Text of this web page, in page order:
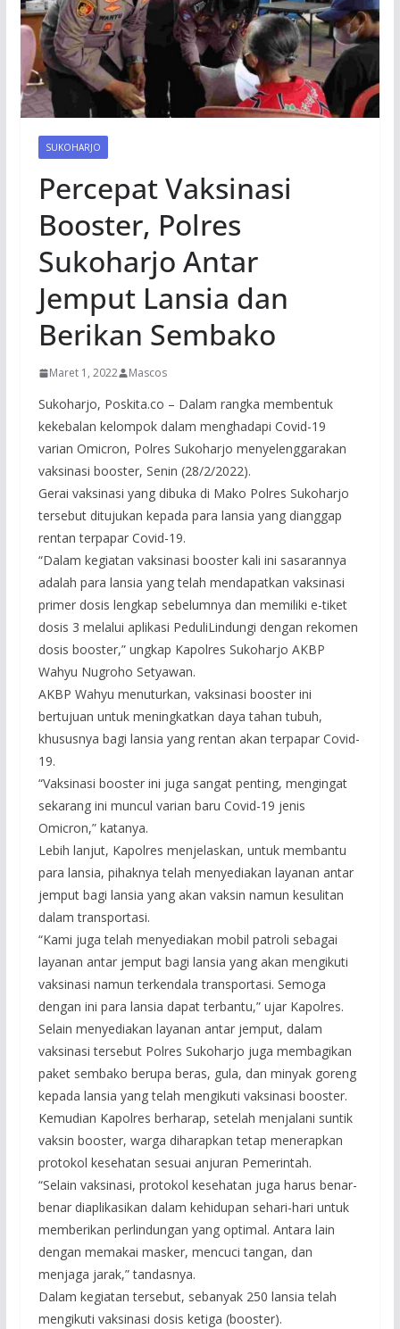
SUKOHARJO
Percepat Vaksinasi
Booster, Polres
Sukoharjo Antar
Jemput Lansia dan
Berikan Sembako
Maret 1, 2022 Mascos
Sukoharjo, Poskita.co – Dalam rangka membentuk
kekebalan kelompok dalam menghadapi Covid-19
varian Omicron, Polres Sukoharjo menyelenggarakan
vaksinasi booster, Senin (28/2/2022).
Gerai vaksinasi yang dibuka di Mako Polres Sukoharjo
tersebut ditujukan kepada para lansia yang dianggap
rentan terpapar Covid-19.
“Dalam kegiatan vaksinasi booster kali ini sasarannya
adalah para lansia yang telah mendapatkan vaksinasi
primer dosis lengkap sebelumnya dan memiliki e-tiket
dosis 3 melalui aplikasi PeduliLindungi dengan rekomen
dosis booster,” ungkap Kapolres Sukoharjo AKBP
Wahyu Nugroho Setyawan.
AKBP Wahyu menuturkan, vaksinasi booster ini
bertujuan untuk meningkatkan daya tahan tubuh,
khususnya bagi lansia yang rentan akan terpapar Covid-
19.
“Vaksinasi booster ini juga sangat penting, mengingat
sekarang ini muncul varian baru Covid-19 jenis
Omicron,” katanya.
Lebih lanjut, Kapolres menjelaskan, untuk membantu
para lansia, pihaknya telah menyediakan layanan antar
jemput bagi lansia yang akan vaksin namun kesulitan
dalam transportasi.
“Kami juga telah menyediakan mobil patroli sebagai
layanan antar jemput bagi lansia yang akan mengikuti
vaksinasi namun terkendala transportasi. Semoga
dengan ini para lansia dapat terbantu,” ujar Kapolres.
Selain menyediakan layanan antar jemput, dalam
vaksinasi tersebut Polres Sukoharjo juga membagikan
paket sembako berupa beras, gula, dan minyak goreng
kepada lansia yang telah mengikuti vaksinasi booster.
Kemudian Kapolres berharap, setelah menjalani suntik
vaksin booster, warga diharapkan tetap menerapkan
protokol kesehatan sesuai anjuran Pemerintah.
“Selain vaksinasi, protokol kesehatan juga harus benar-
benar diaplikasikan dalam kehidupan sehari-hari untuk
memberikan perlindungan yang optimal. Antara lain
dengan memakai masker, mencuci tangan, dan
menjaga jarak,” tandasnya.
Dalam kegiatan tersebut, sebanyak 250 lansia telah
mengikuti vaksinasi dosis ketiga (booster).